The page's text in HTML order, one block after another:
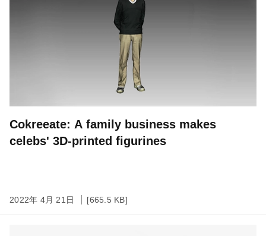
Cokreeate: A family business makes
celebs' 3D-printed figurines
2022年 4月 21日 [665.5 KB]